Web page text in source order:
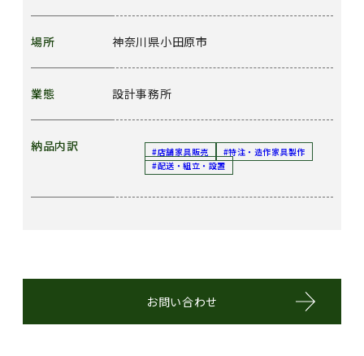
場所 神奈川県小田原市
業態 設計事務所
納品内訳 #店舗家具販売
#特注・造作家具製作
#配送・組立・設置
お問い合わせ